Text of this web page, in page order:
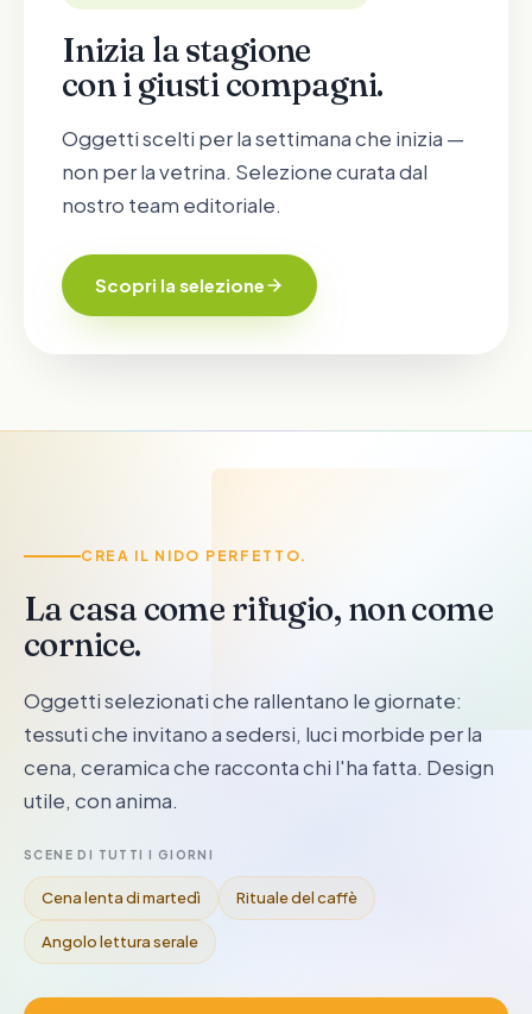
Inizia la stagione
con i giusti compagni.
Oggetti scelti per la settimana che inizia —
non per la vetrina. Selezione curata dal
nostro team editoriale.
Scopri la selezione
CASA & FAMIGLIA
CREA IL NIDO PERFETTO.
La casa come rifugio, non come
cornice.
Oggetti selezionati che rallentano le giornate:
tessuti che invitano a sedersi, luci morbide per la
cena, ceramica che racconta chi l'ha fatta. Design
utile, con anima.
SCENE DI TUTTI I GIORNI
Cena lenta di martedì Rituale del caffè
Angolo lettura serale